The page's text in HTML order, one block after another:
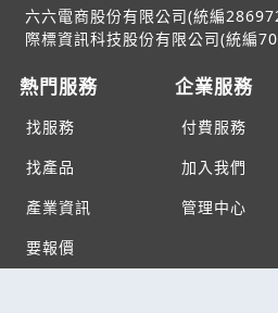
六六電商股份有限公司(統編
際標資訊科技股份有限公司(統編
熱門服務
找服務
找產品
產業資訊
要報價
企業服務
付費服務
加入我們
管理中心